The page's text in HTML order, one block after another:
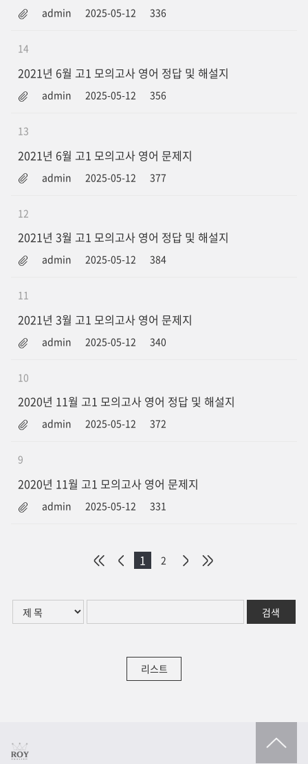
admin 2025-05-12 336
14
2021년 6월 고1 모의고사 영어 정답 및 해설지
admin 2025-05-12 356
13
2021년 6월 고1 모의고사 영어 문제지
admin 2025-05-12 377
12
2021년 3월 고1 모의고사 영어 정답 및 해설지
admin 2025-05-12 384
11
2021년 3월 고1 모의고사 영어 문제지
admin 2025-05-12 340
10
2020년 11월 고1 모의고사 영어 정답 및 해설지
admin 2025-05-12 372
9
2020년 11월 고1 모의고사 영어 문제지
admin 2025-05-12 331
1 2
리스트